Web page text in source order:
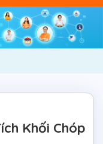
Khối Chóp